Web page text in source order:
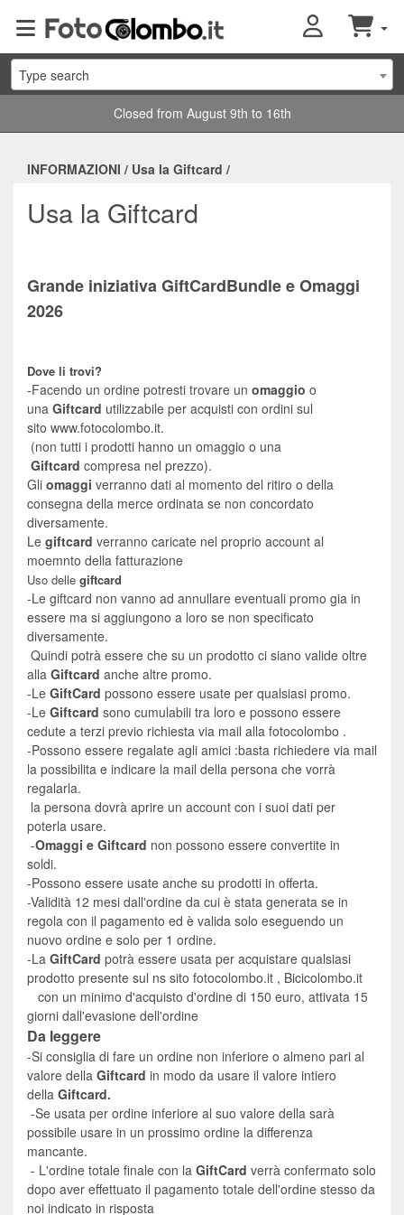
Type search
Closed from August 9th to 16th
INFORMAZIONI / Usa la Giftcard /
Usa la Giftcard
Grande iniziativa GiftCardBundle e Omaggi
2026
Dove li trovi?
-Facendo un ordine potresti trovare un omaggio o
una Giftcard utilizzabile per acquisti con ordini sul
sito www.fotocolombo.it.
(non tutti i prodotti hanno un omaggio o una
Giftcard compresa nel prezzo).
Gli omaggi verranno dati al momento del ritiro o della
consegna della merce ordinata se non concordato
diversamente.
Le giftcard verranno caricate nel proprio account al
moemnto della fatturazione
Uso delle giftcard
-Le giftcard non vanno ad annullare eventuali promo gia in
essere ma si aggiungono a loro se non specificato
diversamente.
Quindi potrà essere che su un prodotto ci siano valide oltre
alla Giftcard anche altre promo.
-Le GiftCard possono essere usate per qualsiasi promo.
-Le Giftcard sono cumulabili tra loro e possono essere
cedute a terzi previo richiesta via mail alla fotocolombo .
-Possono essere regalate agli amici :basta richiedere via mail
la possibilita e indicare la mail della persona che vorrà
regalarla.
la persona dovrà aprire un account con i suoi dati per
poterla usare.
-Omaggi e Giftcard non possono essere convertite in
soldi.
-Possono essere usate anche su prodotti in offerta.
-Validità 12 mesi dall'ordine da cui è stata generata se in
regola con il pagamento ed è valida solo eseguendo un
nuovo ordine e solo per 1 ordine.
-La GiftCard potrà essere usata per acquistare qualsiasi
prodotto presente sul ns sito fotocolombo.it , Bicicolombo.it
con un minimo d'acquisto d'ordine di 150 euro, attivata 15
giorni dall'evasione dell'ordine
Da leggere
-Si consiglia di fare un ordine non inferiore o almeno pari al
valore della Giftcard in modo da usare il valore intiero
della Giftcard.
-Se usata per ordine inferiore al suo valore della sarà
possibile usare in un prossimo ordine la differenza
mancante.
- L'ordine totale finale con la GiftCard verrà confermato solo
dopo aver effettuato il pagamento totale dell'ordine stesso da
noi indicato in risposta